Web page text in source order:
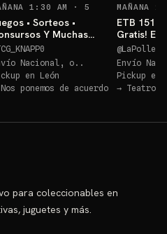
1:30 AM · 5 RECORDATORIOS
• Sorteos •
Y Muchas
Mas POKEMON TCG
Nacional, o..
en León
Nos ponemos de acuerdo
MAÑANA
ETB 151
Gratis!
@
Envío
Pickup en
→ Teatro
para coleccionables en
juguetes y más.